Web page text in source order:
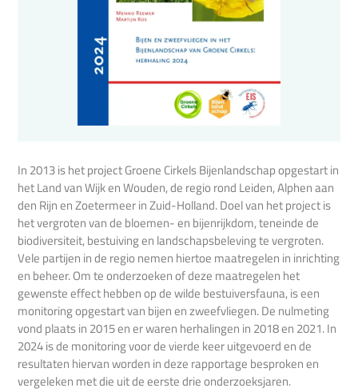
In 2013 is het project Groene Cirkels Bijenlandschap opgestart in
het Land van Wijk en Wouden, de regio rond Leiden, Alphen aan
den Rijn en Zoetermeer in Zuid-Holland. Doel van het project is
het vergroten van de bloemen- en bijenrijkdom, teneinde de
biodiversiteit, bestuiving en landschapsbeleving te vergroten.
Vele partijen in de regio nemen hiertoe maatregelen in inrichting
en beheer. Om te onderzoeken of deze maatregelen het
gewenste effect hebben op de wilde bestuiversfauna, is een
monitoring opgestart van bijen en zweefvliegen. De nulmeting
vond plaats in 2015 en er waren herhalingen in 2018 en 2021. In
2024 is de monitoring voor de vierde keer uitgevoerd en de
resultaten hiervan worden in deze rapportage besproken en
vergeleken met die uit de eerste drie onderzoeksjaren.